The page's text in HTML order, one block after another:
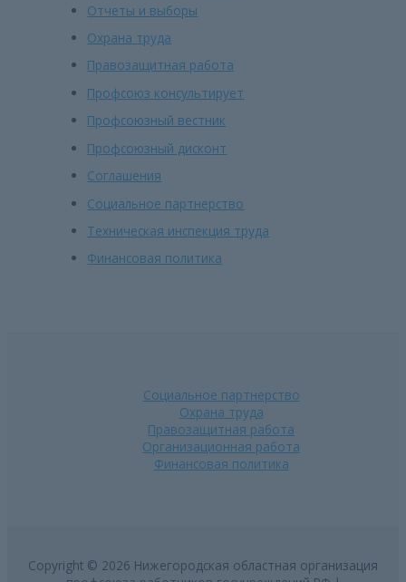
Отчеты и выборы
Охрана труда
Правозащитная работа
Профсоюз консультирует
Профсоюзный вестник
Профсоюзный дисконт
Соглашения
Социальное партнерство
Техническая инспекция труда
Финансовая политика
Социальное партнерство
Охрана труда
Правозащитная работа
Организационная работа
Финансовая политика
Copyright © 2026 Нижегородская областная организация